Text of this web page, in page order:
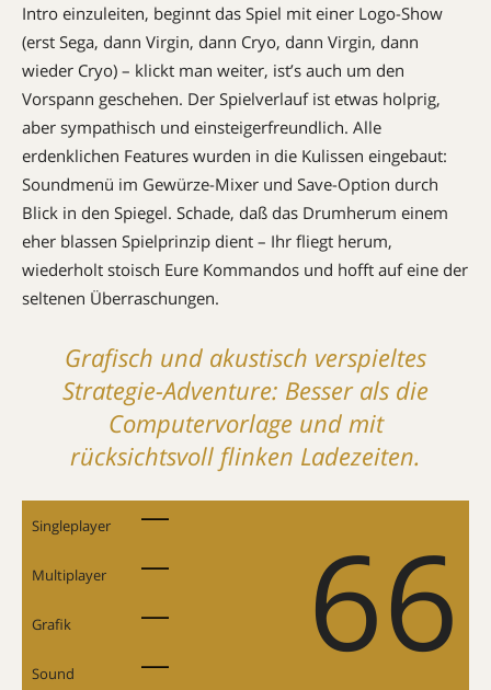
Intro einzuleiten, beginnt das Spiel mit einer Logo-Show
(erst Sega, dann Virgin, dann Cryo, dann Virgin, dann
wieder Cryo) – klickt man weiter, ist’s auch um den
Vorspann geschehen. Der Spielverlauf ist etwas holprig,
aber sympathisch und einsteigerfreundlich. Alle
erdenklichen Features wurden in die Kulissen eingebaut:
Soundmenü im Gewürze-Mixer und Save-Option durch
Blick in den Spiegel. Schade, daß das Drumherum einem
eher blassen Spielprinzip dient – Ihr fliegt herum,
wiederholt stoisch Eure Kommandos und hofft auf eine der
seltenen Überraschungen.
Grafisch und akustisch verspieltes
Strategie-Adventure: Besser als die
Computervorlage und mit
rücksichtsvoll flinken Ladezeiten.
Singleplayer 66
Multiplayer
Grafik
Sound